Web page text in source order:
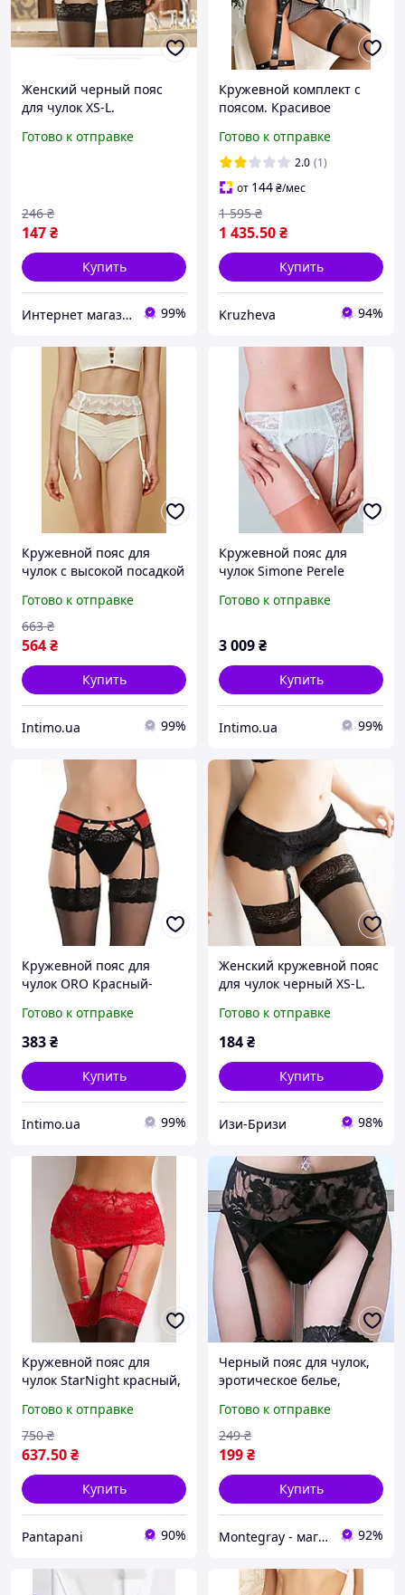
Женский черный пояс
для чулок XS-L.
регулируемыми
Готово к отправке
147₴
246 ₴
Купить
Интернет магазин GoGoShop 99%
Кружевной комплект с
поясом. Красивое
нижнее белье.
Сексуальный кружевной
комплект с пояс
Готово к отправке
2.0 (1)
от 144₴/мес
1 435.50₴
1 595 ₴
Купить
Kruzheva 94%
Кружевной пояс для
чулок с высокой посадкой
(76576)
Готово к отправке
564₴
663 ₴
Купить
Intimo.ua 99%
Кружевной пояс для
чулок Simone Perele
(125464)
Готово к отправке
3 009₴
Купить
Intimo.ua 99%
Кружевной пояс для
чулок ORO Красный-
Готово к отправке
383₴
Купить
Intimo.ua 99%
Женский кружевной пояс
для чулок черный XS-L.
четырьмя
регулируемыми
IZI
Готово к отправке
184₴
Купить
Изи-Бризи 98%
Кружевной пояс для
чулок StarNight красный,
Готово к отправке
637.50₴
750 ₴
Купить
Pantapani 90%
Черный пояс для чулок,
эротическое белье,
чулков черный размер S
(42)
Готово к отправке
199₴
249 ₴
Купить
Montegray - магазин смелых людей 92%